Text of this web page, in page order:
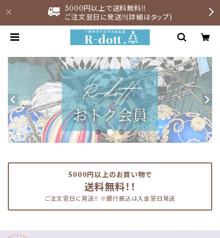
5000円以上で送料無料‼︎
ご注文翌日に発送‼︎(詳細はタップ)
5000円以上のお買い物で
送料無料！！
ご注文翌日に発送‼︎ ※銀行振込は入金翌日発送